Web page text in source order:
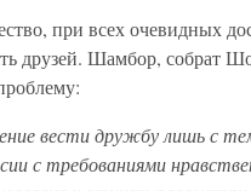
при всех очевидных
друзей. Шамбор, собрат
вести дружбу лишь с
с требованиями